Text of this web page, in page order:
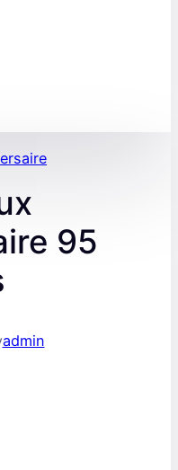
95
admin